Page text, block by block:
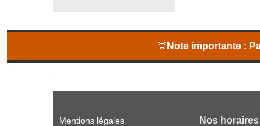
🦒 Note importante :
Mentions légales
Nos